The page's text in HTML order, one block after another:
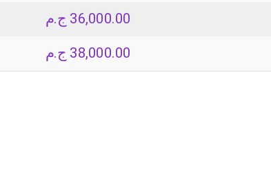
ج.م 36,000.00
ج.م 38,000.00